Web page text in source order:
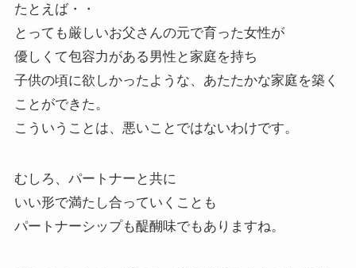
たとえば・・
とっても厳しいお父さんの元で育った女性が
優しくて包容力がある男性と家庭を持ち
子供の頃に欲しかったような、あたたかな家庭を築く
ことができた。
こういうことは、悪いことではないわけです。
むしろ、パートナーと共に
いい形で満たし合っていくことも
パートナーシップも醍醐味でもありますね。